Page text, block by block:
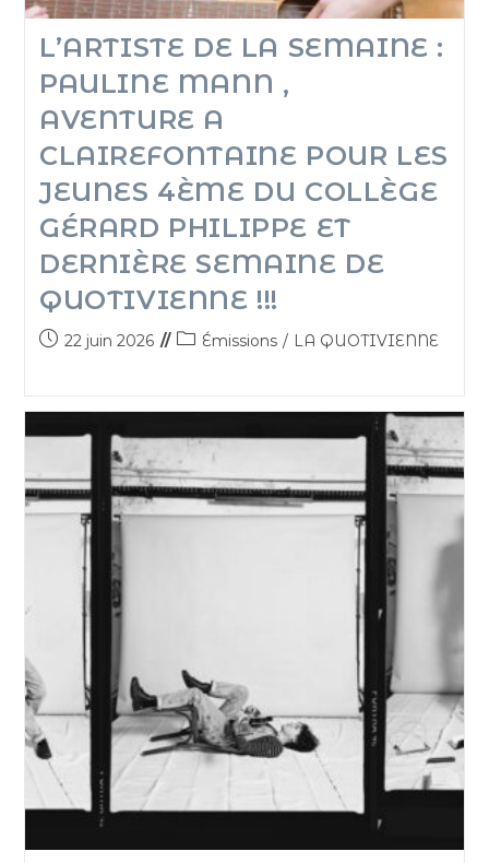
L’ARTISTE DE LA SEMAINE :
PAULINE MANN ,
AVENTURE A
CLAIREFONTAINE POUR LES
JEUNES 4ÈME DU COLLÈGE
GÉRARD PHILIPPE ET
DERNIÈRE SEMAINE DE
QUOTIVIENNE !!!
22 juin 2026 Émissions / LA QUOTIVIENNE